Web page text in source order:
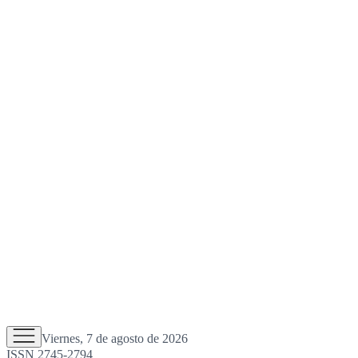
Viernes, 7 de agosto de 2026
ISSN 2745-2794